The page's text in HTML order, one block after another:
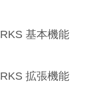
基本機能
拡張機能